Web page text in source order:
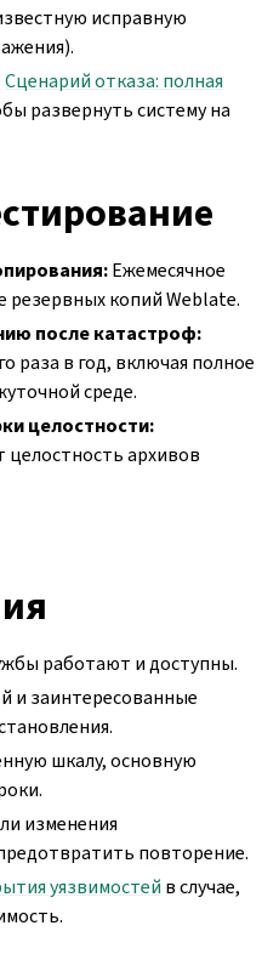
исправную
Сценарий отказа: полная
развернуть систему на
Ежемесячное
резервных копий Weblate.
после катастроф:
раза в год, включая полное
среде.
целостности:
целостность архивов
работают и доступны.
и заинтересованные
шкалу, основную
изменения
повторение.
уязвимостей в случае,